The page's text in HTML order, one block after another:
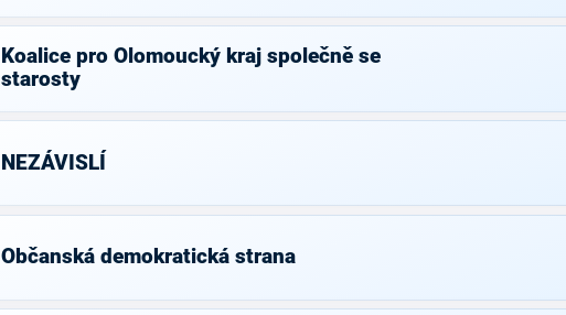
Koalice pro Olomoucký kraj společně se
starosty
NEZÁVISLÍ
Občanská demokratická strana